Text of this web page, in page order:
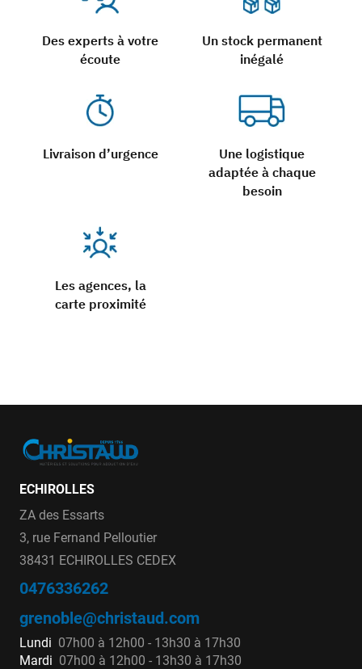
Des experts à votre
écoute
Un stock permanent
inégalé
Livraison d’urgence
Une logistique
adaptée à chaque
besoin
Les agences, la
carte proximité
ECHIROLLES
ZA des Essarts
3, rue Fernand Pelloutier
38431 ECHIROLLES CEDEX
0476336262
grenoble@christaud.com
Lundi 07h00 à 12h00 - 13h30 à 17h30
Mardi 07h00 à 12h00 - 13h30 à 17h30